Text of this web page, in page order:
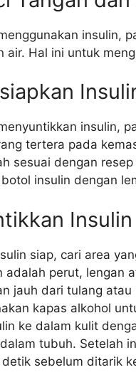
insulin,
air. Hal ini untuk
insulin,
tertera pada
sesuai dengan
insulin dengan
Insulin
siap, cari area
adalah perut, lengan
jauh dari tulang
kapas alkohol
ke dalam kulit
tubuh. Setelah
sebelum ditarik